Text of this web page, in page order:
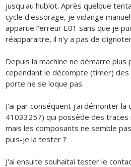
jusqu'au hublot. Après quelque
cycle d'essorage, je vidange
apparue l'erreur E01 sans que je
réapparaitre, il n'y a pas de
Depuis la machine ne démarre plus
cependant le décompte (timer)
porte ne se loque pas.
J'ai par conséquent j'ai démonter
41033257) qui possède des
mais les composants ne semble
puis-je la tester ?
J'ai ensuite souhaitai tester le